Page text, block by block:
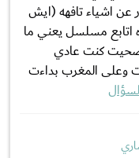
عن اشياء تافهه (ايش
اتابع مسلسل يعني ما
صحيت كنت عادي
وعلى المغرب بداءت